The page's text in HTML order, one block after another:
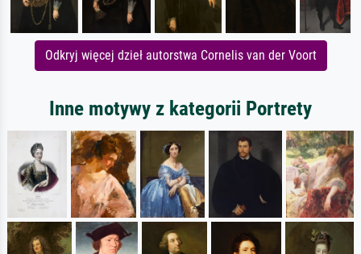
Odkryj więcej dzieł autorstwa Cornelis van der Voort
Inne motywy z kategorii Portrety